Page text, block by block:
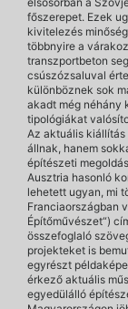
főszerepet. Ezek
kivitelezés
többnyire a
transzportbeton
csúszózsaluval
különböznek sok
akadt még néhány
tipológiákat
Az aktuális
állnak, hanem
építészeti
Ausztria hasonló
lehetett ugyan, mi
Franciaországban
Építőművészet“)
összefoglaló
projekteket is
egyrészt
érkező aktuális
egyedülálló